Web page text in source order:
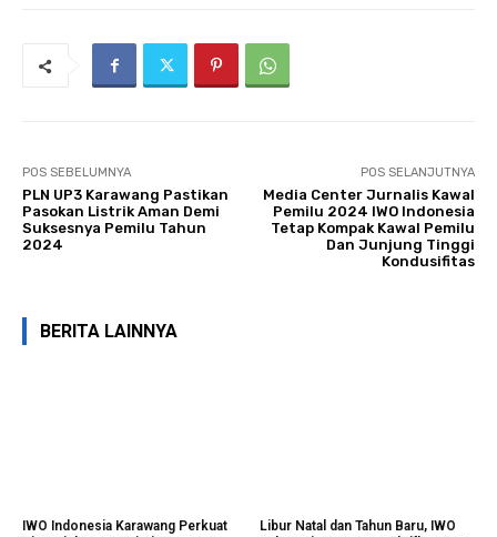
POS SEBELUMNYA
PLN UP3 Karawang Pastikan
Pasokan Listrik Aman Demi
Suksesnya Pemilu Tahun
2024
POS SELANJUTNYA
Media Center Jurnalis Kawal
Pemilu 2024 IWO Indonesia
Tetap Kompak Kawal Pemilu
Dan Junjung Tinggi
Kondusifitas
BERITA LAINNYA
IWO Indonesia Karawang Perkuat
Libur Natal dan Tahun Baru, IWO